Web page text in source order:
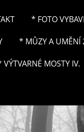
* FOTO
* MŮZY A UMĚNÍ
VÝTVARNÉ MOSTY IV.